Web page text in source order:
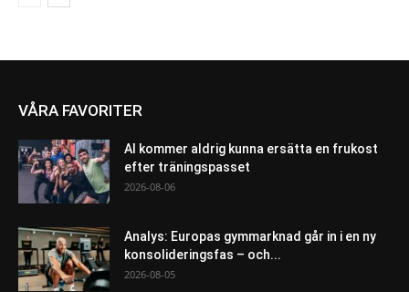
VÅRA FAVORITER
AI kommer aldrig kunna ersätta en frukost
efter träningspasset
2026-08-06
Analys: Europas gymmarknad går in i en ny
konsolideringsfas – och...
2026-08-05